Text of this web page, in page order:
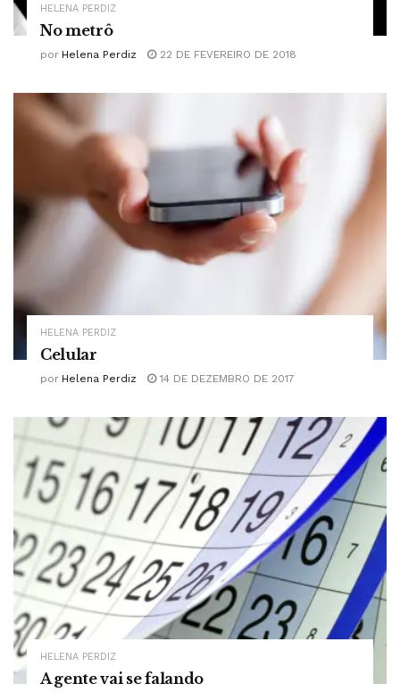
HELENA PERDIZ
No metrô
por Helena Perdiz 22 DE FEVEREIRO DE 2018
HELENA PERDIZ
Celular
por Helena Perdiz 14 DE DEZEMBRO DE 2017
HELENA PERDIZ
A gente vai se falando